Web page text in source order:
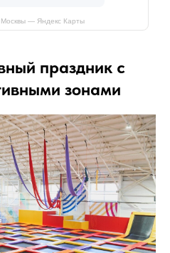
Москвы — Яндекс Карты
праздник с
зонами